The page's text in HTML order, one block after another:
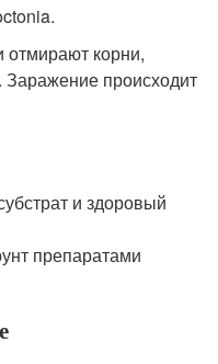
корни,
происходит
и здоровый
препаратами